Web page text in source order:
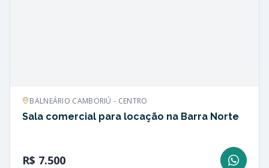
BALNEÁRIO CAMBORIÚ - CENTRO
Sala comercial para locação na Barra Norte
R$ 7.500